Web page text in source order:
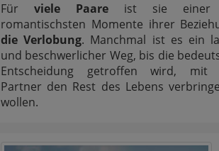
Für viele Paare ist sie einer
romantischsten Momente ihrer
die Verlobung. Manchmal ist es ein
und beschwerlicher Weg, bis die
Entscheidung getroffen wird, mit
Partner den Rest des Lebens
wollen.